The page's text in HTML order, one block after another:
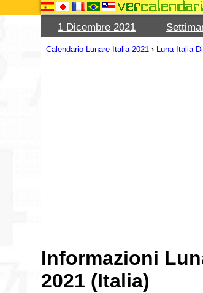
1 Dicembre 2021
Calendario Lunare Italia 2021 › Luna Italia
Informazioni
2021 (Italia)